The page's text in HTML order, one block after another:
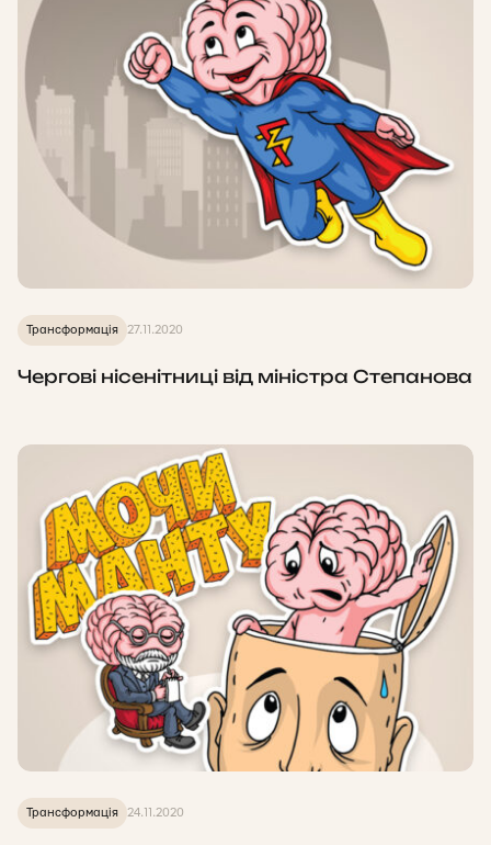
Трансформація 27.11.2020
Чергові нісенітниці від міністра Степанова
Трансформація 24.11.2020